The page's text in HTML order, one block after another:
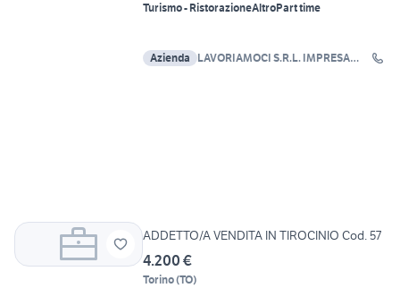
Turismo - RistorazioneAltroPart time
Azienda
LAVORIAMOCI S.R.L. IMPRESA
ADDETTO/A VENDITA IN TIROCINIO Cod. 57
4.200 €
Torino(TO)